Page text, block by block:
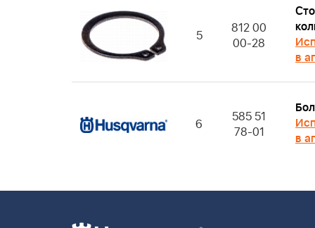
5
812 00
00-28
в
6
585 51
78-01
в